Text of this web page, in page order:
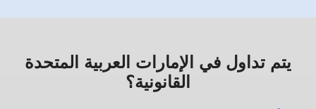
يتم تداول في الإمارات العربية المتحدة
القانونية؟